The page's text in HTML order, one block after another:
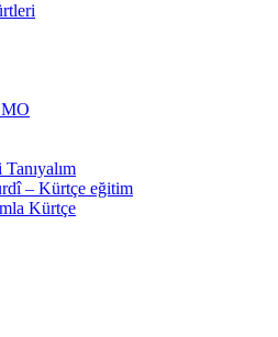
– Kürtçe eğitim
Kürtçe